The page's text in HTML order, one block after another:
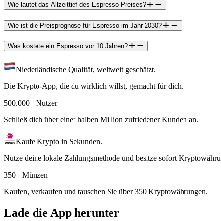
Wie lautet das Allzeittief des Espresso-Preises?
Wie ist die Preisprognose für Espresso im Jahr 2030?
Was kostete ein Espresso vor 10 Jahren?
Niederländische Qualität, weltweit geschätzt.
Die Krypto-App, die du wirklich willst, gemacht für dich.
500.000+ Nutzer
Schließ dich über einer halben Million zufriedener Kunden an.
Kaufe Krypto in Sekunden.
Nutze deine lokale Zahlungsmethode und besitze sofort
350+ Münzen
Kaufen, verkaufen und tauschen Sie über 350 Kryptowährungen.
Lade die App herunter